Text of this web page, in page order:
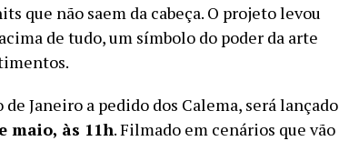
que não saem da cabeça. O projeto levou
de tudo, um símbolo do poder da arte
Janeiro a pedido dos Calema, será lançado
maio, às 11h. Filmado em cenários que vão